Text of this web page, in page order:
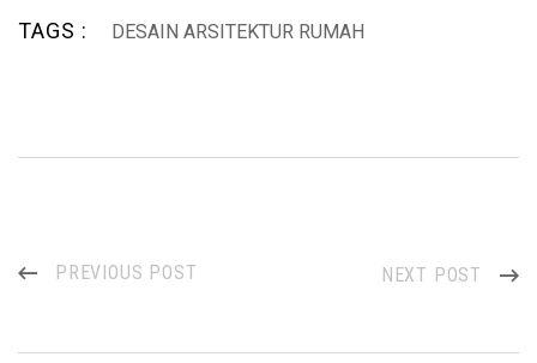
TAGS : DESAIN ARSITEKTUR RUMAH
PREVIOUS POST NEXT POST